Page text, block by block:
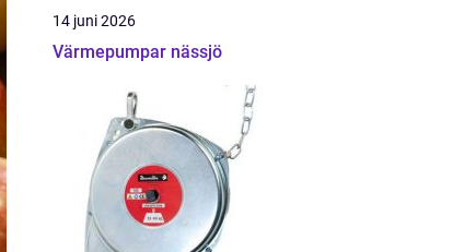
14 juni 2026
Värmepumpar nässjö